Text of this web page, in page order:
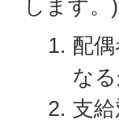
します。)
配
な
支